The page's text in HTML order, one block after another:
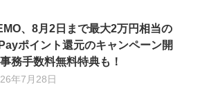
、8月2日まで最大2万円相当の
ポイント還元のキャンペーン開
務手数料無料特典も！
年7月28日